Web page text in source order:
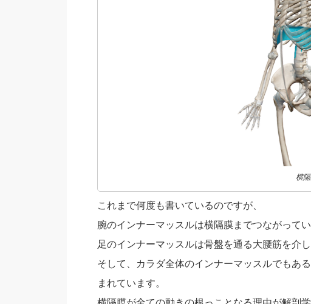
横
これまで何度も書いているのですが、
腕のインナーマッスルは横隔膜までつながってい
足のインナーマッスルは骨盤を通る大腰筋を介
そして、カラダ全体のインナーマッスルでもあ
まれています。